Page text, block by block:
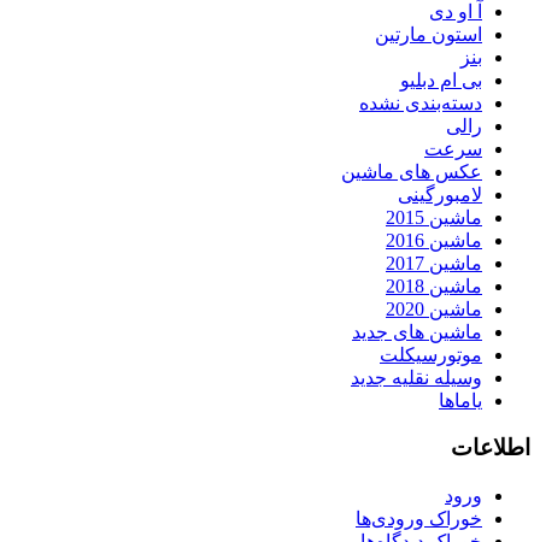
آ او دی
استون مارتین
بنز
بی ام دبلیو
دسته‌بندی نشده
رالی
سرعت
عکس های ماشین
لامبورگینی
ماشین 2015
ماشین 2016
ماشین 2017
ماشین 2018
ماشین 2020
ماشین های جدید
موتورسیکلت
وسیله نقلیه جدید
یاماها
اطلاعات
ورود
خوراک ورودی‌ها